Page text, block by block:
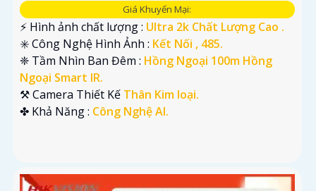
Giá Khuyến Mại:
️⚡ Hình ảnh chất lượng : Ultra 2k Chất Lượng Cao .
✳️ Công Nghệ Hình Ảnh : Kết Nối , 485.
❈ Tầm Nhìn Ban Đêm : Hồng Ngoại 100m Hồng
Ngoại Smart IR.
⚒ Camera Thiết Kế Thân Kim loại.
️✤ Khả Năng : Công Nghệ AI.